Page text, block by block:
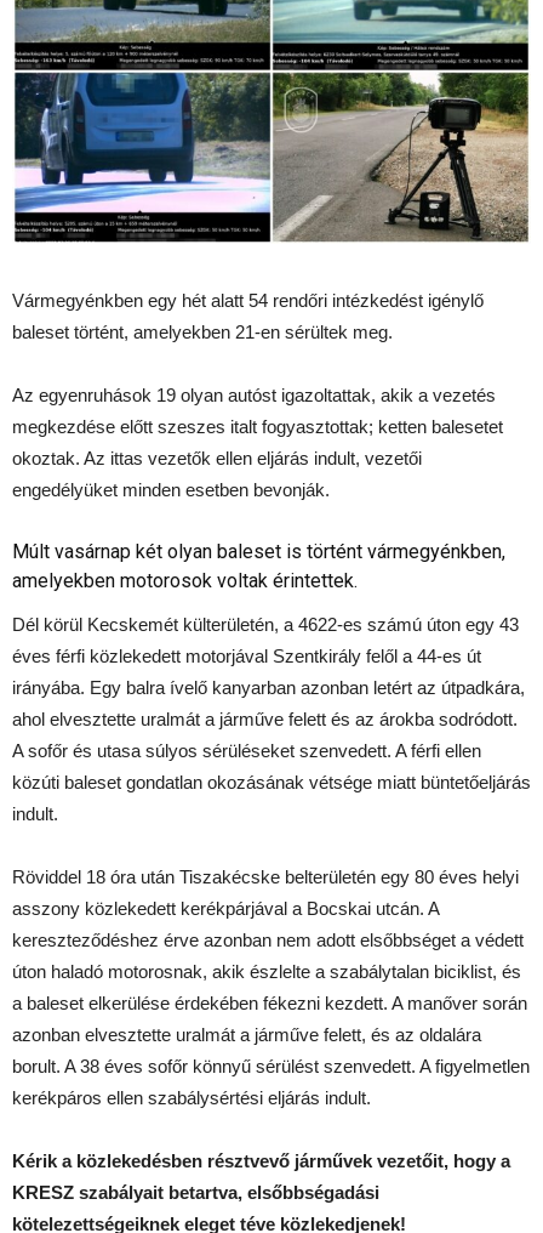
Vármegyénkben egy hét alatt 54 rendőri intézkedést igénylő
baleset történt, amelyekben 21-en sérültek meg.
Az egyenruhások 19 olyan autóst igazoltattak, akik a vezetés
megkezdése előtt szeszes italt fogyasztottak; ketten balesetet
okoztak. Az ittas vezetők ellen eljárás indult, vezetői
engedélyüket minden esetben bevonják.
Múlt vasárnap két olyan baleset is történt vármegyénkben,
amelyekben motorosok voltak érintettek.
Dél körül Kecskemét külterületén, a 4622-es számú úton egy 43
éves férfi közlekedett motorjával Szentkirály felől a 44-es út
irányába. Egy balra ívelő kanyarban azonban letért az útpadkára,
ahol elvesztette uralmát a járműve felett és az árokba sodródott.
A sofőr és utasa súlyos sérüléseket szenvedett. A férfi ellen
közúti baleset gondatlan okozásának vétsége miatt büntetőeljárás
indult.
Röviddel 18 óra után Tiszakécske belterületén egy 80 éves helyi
asszony közlekedett kerékpárjával a Bocskai utcán. A
kereszteződéshez érve azonban nem adott elsőbbséget a védett
úton haladó motorosnak, akik észlelte a szabálytalan biciklist, és
a baleset elkerülése érdekében fékezni kezdett. A manőver során
azonban elvesztette uralmát a járműve felett, és az oldalára
borult. A 38 éves sofőr könnyű sérülést szenvedett. A figyelmetlen
kerékpáros ellen szabálysértési eljárás indult.
Kérik a közlekedésben résztvevő járművek vezetőit, hogy a
KRESZ szabályait betartva, elsőbbségadási
kötelezettségeiknek eleget téve közlekedjenek!